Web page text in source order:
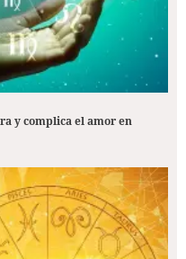
y complica el amor en